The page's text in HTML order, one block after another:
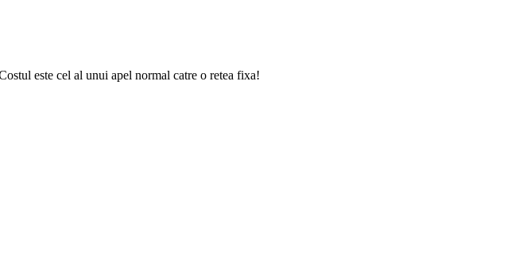
este cel al unui apel normal catre o retea fixa!